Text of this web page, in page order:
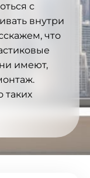
с
внутри
что
имеют,